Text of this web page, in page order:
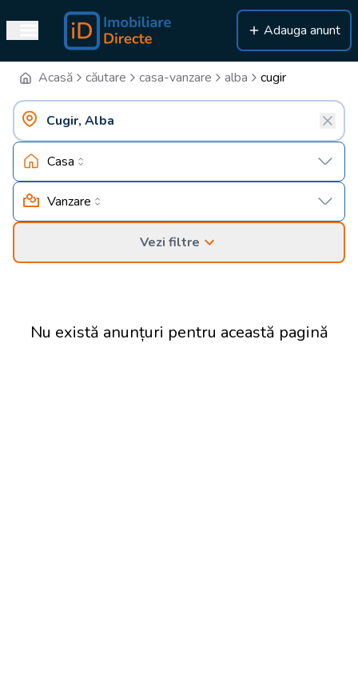
Adauga anunt
Acasă căutare casa-vanzare alba cugir
Casa
Vanzare
Vezi filtre
Nu există anunțuri pentru această pagină